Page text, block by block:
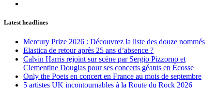
Latest headlines
Mercury Prize 2026 : Découvrez la liste des douze nommés
Elastica de retour après 25 ans d’absence ?
Calvin Harris rejoint sur scène par Sergio Pizzorno et
Clementine Douglas pour ses concerts géants en Écosse
Only the Poets en concert en France au mois de septembre
5 artistes UK incontournables à la Route du Rock 2026